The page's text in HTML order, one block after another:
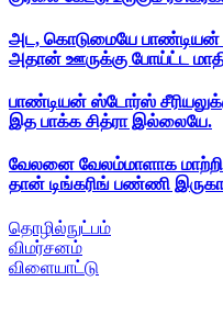
அட, கொடுமையே பாண்டியன்
அதான் ஊருக்கு போய்ட்ட
பாண்டியன் ஸ்டோர்ஸ்
இத பாக்க சித்ரா இல்லையே.
வேலனை வேலம்மாளாக
தான் டிங்கரிங் பண்ணி
தொழில்நுட்பம்
விமர்சனம்
விளையாட்டு